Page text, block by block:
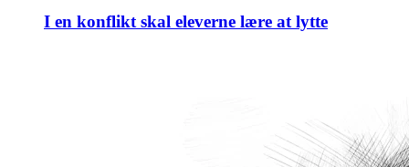
I en konflikt skal eleverne lære at lytte